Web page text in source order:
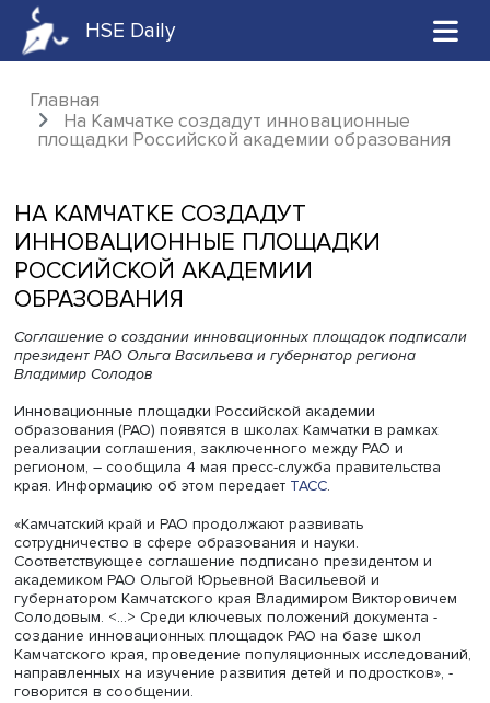
HSE Daily
Главная
На Камчатке создадут инновационные
НА КАМЧАТКЕ СОЗДАДУТ
ИННОВАЦИОННЫЕ ПЛОЩАДКИ
РОССИЙСКОЙ АКАДЕМИИ
ОБРАЗОВАНИЯ
Соглашение о создании инновационных площадок
президент РАО Ольга Васильева и губернатор региона
Владимир Солодов
Инновационные площадки Российской академии
образования (РАО) появятся в школах Камчатки в
реализации соглашения, заключенного между РАО и
регионом, – сообщила 4 мая пресс-служба
края. Информацию об этом передаетТАСС.
«Камчатский край и РАО продолжают развивать
сотрудничество в сфере образования и науки.
Соответствующее соглашение подписано президентом
академиком РАО Ольгой Юрьевной Васильевой и
губернатором Камчатского края Владимиром